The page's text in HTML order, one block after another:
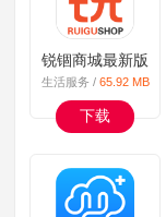
锐锢商城最新版
生活服务 / 65.92 MB
下载